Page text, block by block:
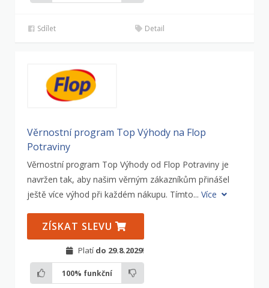
Sdílet Detail
Věrnostní program Top Výhody na Flop
Potraviny
Věrnostní program Top Výhody od Flop Potraviny je
navržen tak, aby našim věrným zákazníkům přinášel
ještě více výhod při každém nákupu. Tímto... Více
ZÍSKAT SLEVU
Platí do 29.8.2029!
100% funkční